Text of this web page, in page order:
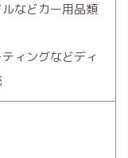
などカー用品類
ィングなどディ